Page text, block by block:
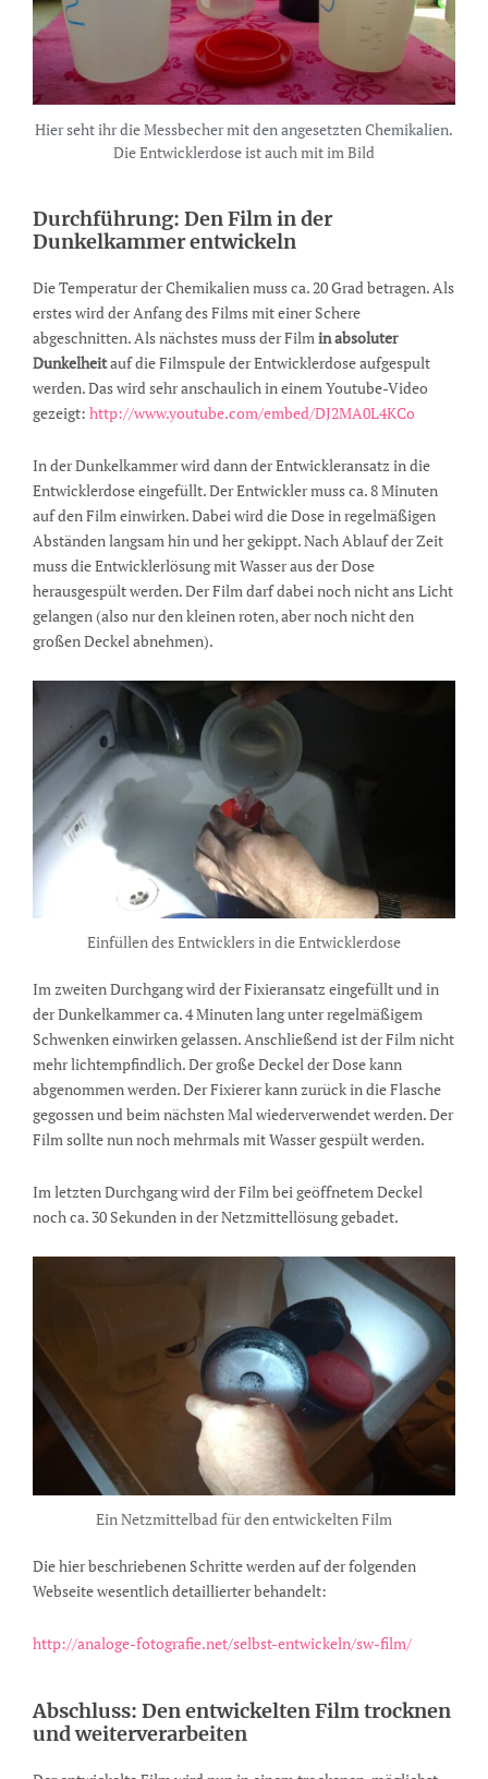
Hier seht ihr die Messbecher mit den angesetzten Chemikalien.
Die Entwicklerdose ist auch mit im Bild
Durchführung: Den Film in der
Dunkelkammer entwickeln
Die Temperatur der Chemikalien muss ca. 20 Grad betragen. Als
erstes wird der Anfang des Films mit einer Schere
abgeschnitten. Als nächstes muss der Film in absoluter
Dunkelheitauf die Filmspule der Entwicklerdose aufgespult
werden. Das wird sehr anschaulich in einem Youtube-Video
gezeigt: http://www.youtube.com/embed/DJ2MA0L4KCo
In der Dunkelkammer wird dann der Entwickleransatz in die
Entwicklerdose eingefüllt. Der Entwickler muss ca. 8 Minuten
auf den Film einwirken. Dabei wird die Dose in regelmäßigen
Abständen langsam hin und her gekippt. Nach Ablauf der Zeit
muss die Entwicklerlösung mit Wasser aus der Dose
herausgespült werden. Der Film darf dabei noch nicht ans Licht
gelangen (also nur den kleinen roten, aber noch nicht den
großen Deckel abnehmen).
Einfüllen des Entwicklers in die Entwicklerdose
Im zweiten Durchgang wird der Fixieransatz eingefüllt und in
der Dunkelkammer ca. 4 Minuten lang unter regelmäßigem
Schwenken einwirken gelassen. Anschließend ist der Film nicht
mehr lichtempfindlich. Der große Deckel der Dose kann
abgenommen werden. Der Fixierer kann zurück in die Flasche
gegossen und beim nächsten Mal wiederverwendet werden. Der
Film sollte nun noch mehrmals mit Wasser gespült werden.
Im letzten Durchgang wird der Film bei geöffnetem Deckel
noch ca. 30 Sekunden in der Netzmittellösung gebadet.
Ein Netzmittelbad für den entwickelten Film
Die hier beschriebenen Schritte werden auf der folgenden
Webseite wesentlich detaillierter behandelt:
http://analoge-fotografie.net/selbst-entwickeln/sw-film/
Abschluss: Den entwickelten Film trocknen
und weiterverarbeiten